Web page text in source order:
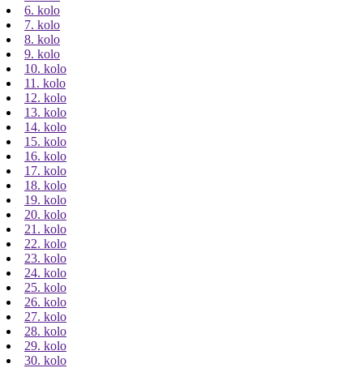
6. kolo
7. kolo
8. kolo
9. kolo
10. kolo
11. kolo
12. kolo
13. kolo
14. kolo
15. kolo
16. kolo
17. kolo
18. kolo
19. kolo
20. kolo
21. kolo
22. kolo
23. kolo
24. kolo
25. kolo
26. kolo
27. kolo
28. kolo
29. kolo
30. kolo